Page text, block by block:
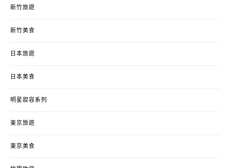
新竹旅遊
新竹美食
日本旅遊
日本美食
明星妝容系列
東京旅遊
東京美食